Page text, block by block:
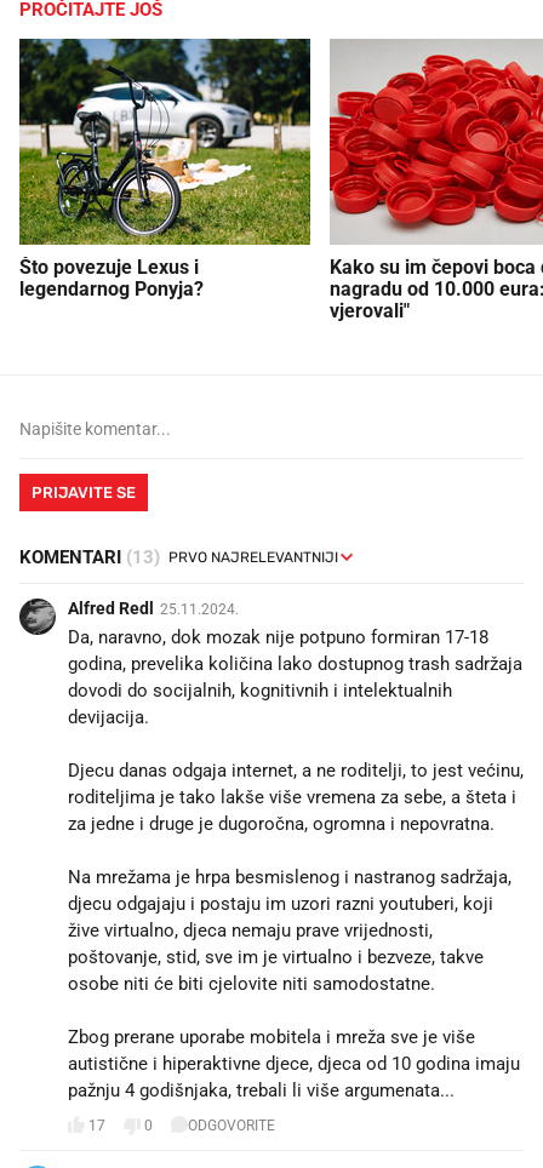
PROČITAJTE JOŠ
Što povezuje Lexus i
legendarnog Ponyja?
Kako su im čepovi boca
nagradu od 10.000
vjerovali"
PRIJAVITE SE
KOMENTARI (13)
Alfred Redl 25.11.2024.
Da, naravno, dok mozak nije potpuno formiran 17-18
godina, prevelika količina lako dostupnog trash sadržaja
dovodi do socijalnih, kognitivnih i intelektualnih
devijacija.
Djecu danas odgaja internet, a ne roditelji, to jest većinu,
roditeljima je tako lakše više vremena za sebe, a šteta i
za jedne i druge je dugoročna, ogromna i nepovratna.
Na mrežama je hrpa besmislenog i nastranog sadržaja,
djecu odgajaju i postaju im uzori razni youtuberi, koji
žive virtualno, djeca nemaju prave vrijednosti,
poštovanje, stid, sve im je virtualno i bezveze, takve
osobe niti će biti cjelovite niti samodostatne.
Zbog prerane uporabe mobitela i mreža sve je više
autistične i hiperaktivne djece, djeca od 10 godina imaju
pažnju 4 godišnjaka, trebali li više argumenata...
17 0 ODGOVORITE